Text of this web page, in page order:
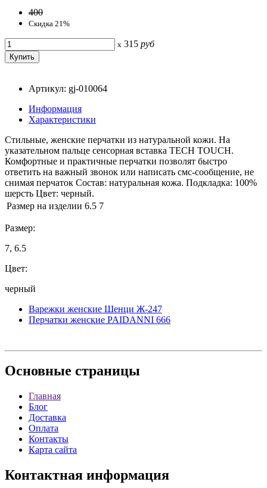
400
Скидка 21%
x 315 руб
Артикул: gj-010064
Информация
Характеристики
Стильные, женские перчатки из натуральной кожи. На
указательном пальце сенсорная вставка TECH TOUCH.
Комфортные и практичные перчатки позволят быстро
ответить на важный звонок или написать смс-сообщение, не
снимая перчаток Состав: натуральная кожа. Подкладка: 100%
шерсть Цвет: черный.
Размер на изделии 6.5 7
Размер:
7, 6.5
Цвет:
черный
Варежки женские Шенци Ж-247
Перчатки женские PAIDANNI 666
Основные страницы
Главная
Блог
Доставка
Оплата
Контакты
Карта сайта
Контактная информация